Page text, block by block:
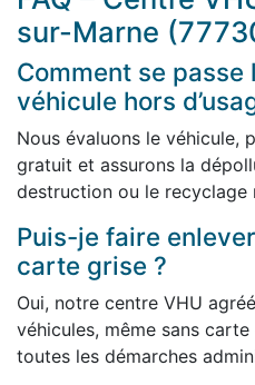
sur-Marne
Comment se passe
véhicule hors
Nous évaluons le véhicule,
gratuit et assurons la
destruction ou le recyclage
Puis-je faire
carte grise ?
Oui, notre centre VHU
véhicules, même sans carte
toutes les démarches